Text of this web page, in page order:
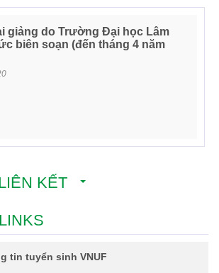
giảng do Trường Đại học Lâm
biên soạn (đến tháng 4 năm
KẾT
tin tuyển sinh VNUF